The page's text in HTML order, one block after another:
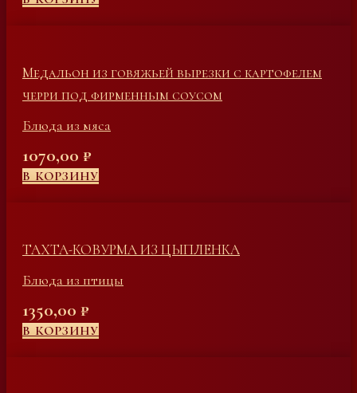
Медальон из говяжьей вырезки с картофелем
черри под фирменным соусом
Блюда из мяса
1070,00 ₽
В КОРЗИНУ
ТАХТА-КОВУРМА ИЗ ЦЫПЛЕНКА
Блюда из птицы
1350,00 ₽
В КОРЗИНУ